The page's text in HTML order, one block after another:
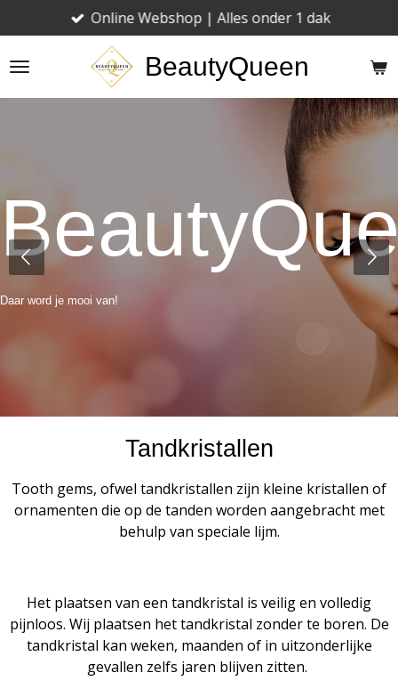
direct
naar
BeautyQueen
Online Webshop | Alles onder 1 dak
Daar word je mooi van!
Tandkristallen
Tooth gems, ofwel tandkristallen zijn kleine kristallen of
ornamenten die op de tanden worden aangebracht met
behulp van speciale lijm.
Het plaatsen van een tandkristal is veilig en volledig
pijnloos. Wij plaatsen het tandkristal zonder te boren. De
tandkristal kan weken, maanden of in uitzonderlijke
gevallen zelfs jaren blijven zitten.